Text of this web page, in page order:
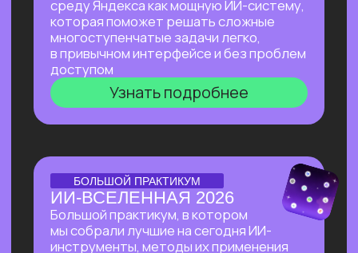
Нейросети 28
IT-профессии 16
Естественный интеллект 1
Высшее образование 2